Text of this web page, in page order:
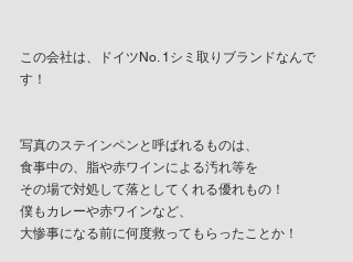
この会社は、ドイツNo. 1シミ取りブランドなんで
す！
写真のステインペンと呼ばれるものは、
食事中の、脂や赤ワインによる汚れ等を
その場で対処して落としてくれる優れもの！
僕もカレーや赤ワインなど、
大惨事になる前に何度救ってもらったことか！